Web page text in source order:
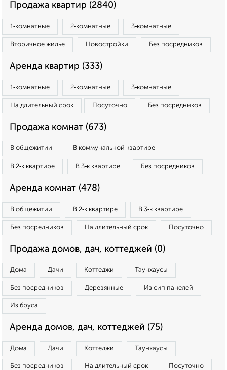
Продажа квартир (2840)
1‑комнатные 2‑комнатные 3‑комнатные
Вторичное жилье Новостройки Без посредников
Аренда квартир (333)
1‑комнатные 2‑комнатные 3‑комнатные
На длительный срок Посуточно Без посредников
Продажа комнат (673)
В общежитии В коммунальной квартире
В 2‑к квартире В 3‑к квартире Без посредников
Аренда комнат (478)
В общежитии В 2‑к квартире В 3‑к квартире
Без посредников На длительный срок Посуточно
Продажа домов, дач, коттеджей (0)
Дома Дачи Коттеджи Таунхаусы
Без посредников Деревянные Из сип панелей
Из бруса
Аренда домов, дач, коттеджей (75)
Дома Дачи Коттеджи Таунхаусы
Без посредников На длительный срок Посуточно